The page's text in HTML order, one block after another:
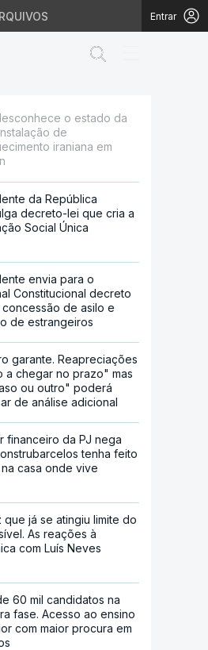
Entrar
o estado da
de
iraniana em
da República
decreto-lei que cria a
Social Única
envia para o
Constitucional decreto
de asilo e
de estrangeiros
garante. Reapreciações
a chegar no prazo" mas
ou outro" poderá
de análise adicional
financeiro da PJ nega
tenha feito
casa onde vive
que já se atingiu limite do
As reações à
com Luís Neves
60 mil candidatos na
fase. Acesso ao ensino
com maior procura em